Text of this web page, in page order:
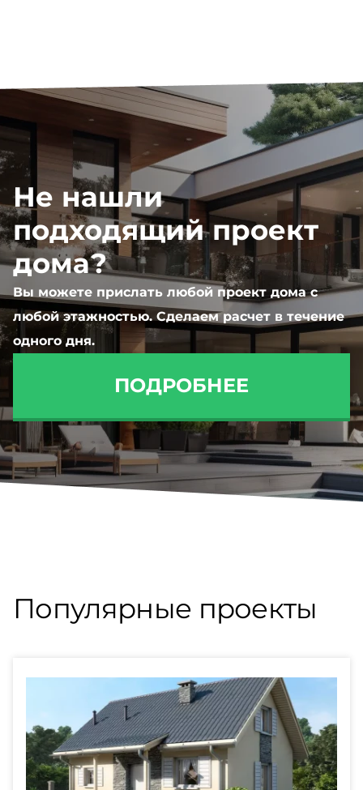
Не нашли
подходящий проект
дома?
Вы можете прислать любой проект дома с
любой этажностью. Сделаем расчет в течение
одного дня.
ПОДРОБНЕЕ
Популярные проекты